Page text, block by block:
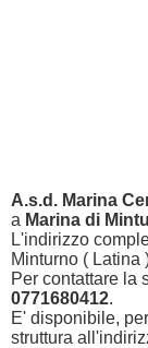
A.s.d. Marina
a Marina di
L'indirizzo
Minturno ( Latina
Per contattare la
0771680412.
E' disponibile,
struttura